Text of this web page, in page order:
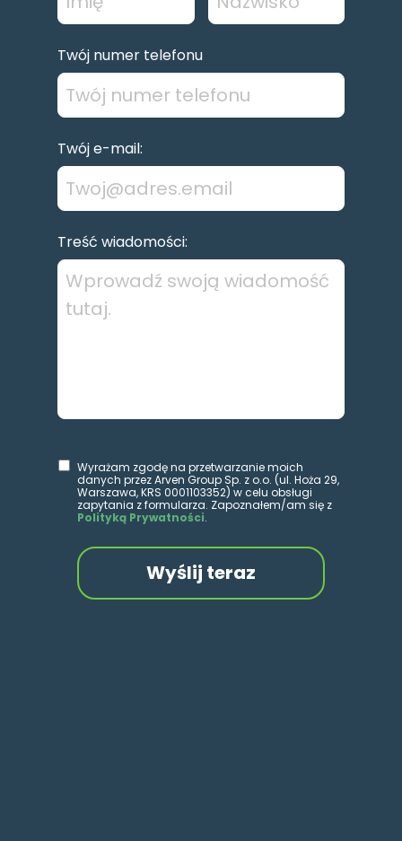
Twój numer telefonu
Twój e-mail:
Treść wiadomości:
Wyrażam zgodę na przetwarzanie moich
danych przez Arven Group Sp. z o.o. (ul. Hoża 29,
Warszawa, KRS 0001103352) w celu obsługi
zapytania z formularza. Zapoznałem/am się z
Polityką Prywatności.
Wyślij teraz